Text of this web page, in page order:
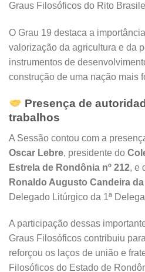
Graus Filosóficos do Rito
O Grau 19 destaca a
valorização da agricultura e da
instrumentos de
construção de uma nação mais
Presença de
trabalhos
A Sessão contou com a
Oscar Lebre, presidente do
Estrela de Rondônia nº 212, e
Ronaldo Augusto Candeira
Delegado Litúrgico da 1ª
A participação dessas
Graus Filosóficos contribuiu
reforçou os laços de união e
Filosóficos do Estado de